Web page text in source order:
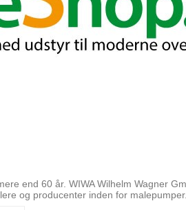
end 60 år. WIWA Wilhelm Wagner
og producenter inden for malepumper.